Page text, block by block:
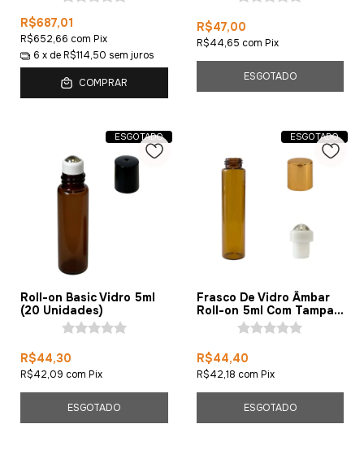
R$687,01
R$652,66 com Pix
6 x deR$114,50 sem juros
COMPRAR
R$47,00
R$44,65 com Pix
ESGOTADO
ESGOTADO
Roll-on Basic Vidro 5ml
(20 Unidades)
R$44,30
R$42,09 com Pix
ESGOTADO
ESGOTADO
Frasco De Vidro Âmbar
Roll-on 5ml Com Tampa
(10 Peças)
R$44,40
R$42,18 com Pix
ESGOTADO